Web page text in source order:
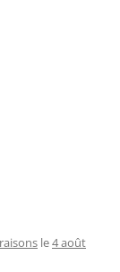
le4 août